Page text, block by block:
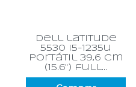
dell latitude
5530 i5-1235u
portátil 39,6 cm
(15.6") full...